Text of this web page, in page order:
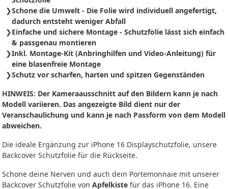
Schone die Umwelt - Die Folie wird individuell angefertigt,
dadurch entsteht weniger Abfall
Einfache und sichere Montage - Schutzfolie lässt sich einfach
& passgenau montieren
Inkl. Montage-Kit (Anbringhilfen und Video-Anleitung) für
eine blasenfreie Montage
Schutz vor scharfen, harten und spitzen Gegenständen
HINWEIS: Der Kameraausschnitt auf den Bildern kann je nach
Modell variieren. Das angezeigte Bild dient nur der
Veranschaulichung und kann je nach Passform von dem Modell
abweichen.
Die ideale Ergänzung zur iPhone 16 Displayschutzfolie, unsere
Backcover Schutzfolie für die Rückseite.
Schone deine Nerven und auch dein Portemonnaie mit unserer
Backcover Schutzfolie von Apfelkiste für das iPhone 16. Eine